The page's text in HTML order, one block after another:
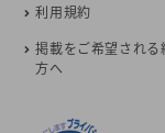
利用規約
掲載をご希望される
方へ